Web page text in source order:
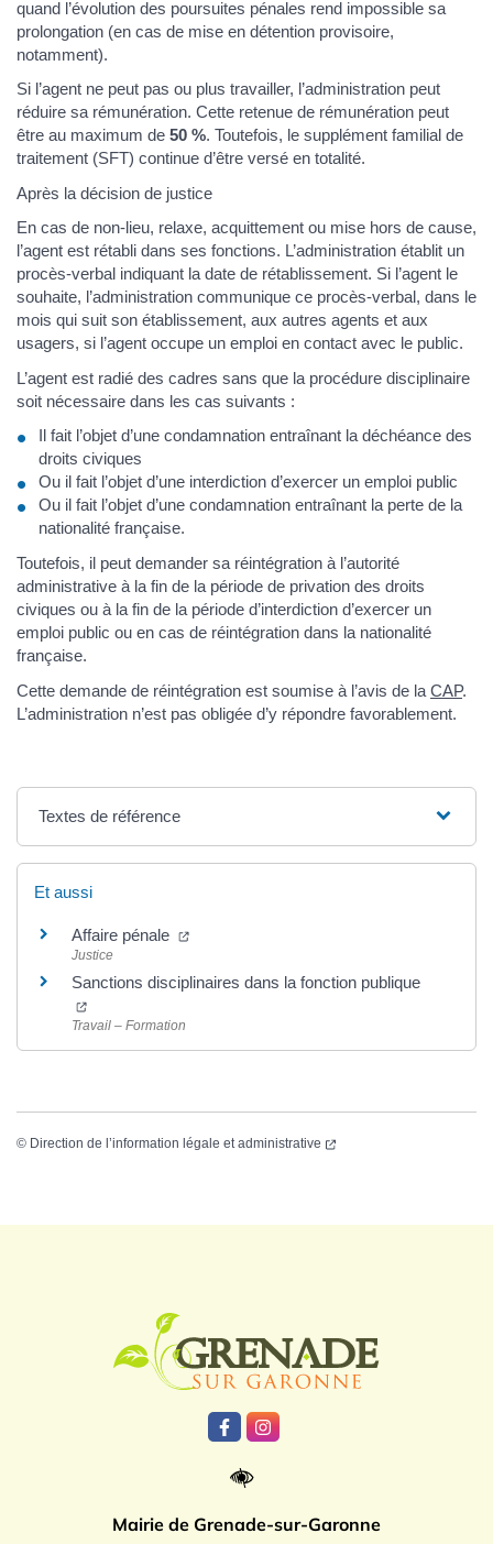
quand l’évolution des poursuites pénales rend impossible sa
prolongation (en cas de mise en détention provisoire,
notamment).
Si l’agent ne peut pas ou plus travailler, l’administration peut
réduire sa rémunération. Cette retenue de rémunération peut
être au maximum de 50 %. Toutefois, le supplément familial de
traitement (SFT) continue d’être versé en totalité.
Après la décision de justice
En cas de non-lieu, relaxe, acquittement ou mise hors de cause,
l’agent est rétabli dans ses fonctions. L’administration établit un
procès-verbal indiquant la date de rétablissement. Si l’agent le
souhaite, l’administration communique ce procès-verbal, dans le
mois qui suit son établissement, aux autres agents et aux
usagers, si l’agent occupe un emploi en contact avec le public.
L’agent est radié des cadres sans que la procédure disciplinaire
soit nécessaire dans les cas suivants :
Il fait l’objet d’une condamnation entraînant la déchéance des
droits civiques
Ou il fait l’objet d’une interdiction d’exercer un emploi public
Ou il fait l’objet d’une condamnation entraînant la perte de la
nationalité française.
Toutefois, il peut demander sa réintégration à l’autorité
administrative à la fin de la période de privation des droits
civiques ou à la fin de la période d’interdiction d’exercer un
emploi public ou en cas de réintégration dans la nationalité
française.
Cette demande de réintégration est soumise à l’avis de la CAP.
L’administration n’est pas obligée d’y répondre favorablement.
Textes de référence
Et aussi
Affaire pénale
Justice
Sanctions disciplinaires dans la fonction publique
Travail – Formation
© Direction de l’information légale et administrative
Lien vers le compte Facebook
Lien vers le compte
Mairie de Grenade-sur-Garonne